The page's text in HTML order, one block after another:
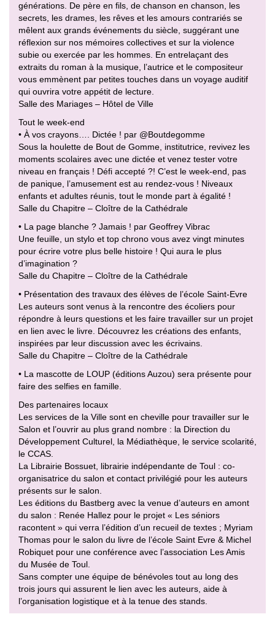
générations. De père en fils, de chanson en chanson, les
secrets, les drames, les rêves et les amours contrariés se
mêlent aux grands événements du siècle, suggérant une
réflexion sur nos mémoires collectives et sur la violence
subie ou exercée par les hommes. En entrelaçant des
extraits du roman à la musique, l’autrice et le compositeur
vous emmènent par petites touches dans un voyage auditif
qui ouvrira votre appétit de lecture.
Salle des Mariages – Hôtel de Ville
Tout le week-end
• À vos crayons…. Dictée ! par @Boutdegomme
Sous la houlette de Bout de Gomme, institutrice, revivez les
moments scolaires avec une dictée et venez tester votre
niveau en français ! Défi accepté ?! C’est le week-end, pas
de panique, l’amusement est au rendez-vous ! Niveaux
enfants et adultes réunis, tout le monde part à égalité !
Salle du Chapitre – Cloître de la Cathédrale
• La page blanche ? Jamais ! par Geoffrey Vibrac
Une feuille, un stylo et top chrono vous avez vingt minutes
pour écrire votre plus belle histoire ! Qui aura le plus
d’imagination ?
Salle du Chapitre – Cloître de la Cathédrale
• Présentation des travaux des élèves de l’école Saint-Evre
Les auteurs sont venus à la rencontre des écoliers pour
répondre à leurs questions et les faire travailler sur un projet
en lien avec le livre. Découvrez les créations des enfants,
inspirées par leur discussion avec les écrivains.
Salle du Chapitre – Cloître de la Cathédrale
• La mascotte de LOUP (éditions Auzou) sera présente pour
faire des selfies en famille.
Des partenaires locaux
Les services de la Ville sont en cheville pour travailler sur le
Salon et l’ouvrir au plus grand nombre : la Direction du
Développement Culturel, la Médiathèque, le service scolarité,
le CCAS.
La Librairie Bossuet, librairie indépendante de Toul : co-
organisatrice du salon et contact privilégié pour les auteurs
présents sur le salon.
Les éditions du Bastberg avec la venue d’auteurs en amont
du salon : Renée Hallez pour le projet « Les séniors
racontent » qui verra l’édition d’un recueil de textes ; Myriam
Thomas pour le salon du livre de l’école Saint Evre & Michel
Robiquet pour une conférence avec l’association Les Amis
du Musée de Toul.
Sans compter une équipe de bénévoles tout au long des
trois jours qui assurent le lien avec les auteurs, aide à
l’organisation logistique et à la tenue des stands.